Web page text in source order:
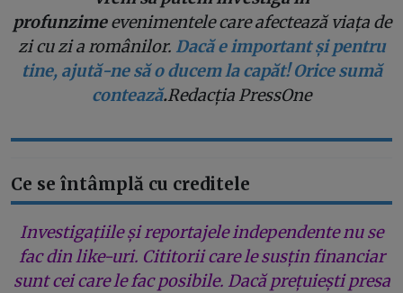
profunzimeevenimentele care afectează viața de
zi cu zi a românilor. Dacă e important și pentru
tine, ajută-ne să o ducem la capăt! Orice sumă
contează.Redacția PressOne
Ce se întâmplă cu creditele
Investigațiile și reportajele independente nu se
fac din like-uri. Cititorii care le susțin financiar
sunt cei care le fac posibile. Dacă prețuiești presa